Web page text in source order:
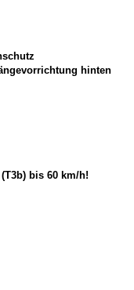
hinten
bis 60 km/h!